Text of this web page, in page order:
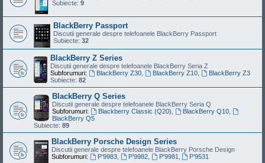
Subiecte: 9
BlackBerry Passport
Discutii generale despre telefoanele BlackBerry Passport
Subiecte: 32
BlackBerry Z Series
Discutii generale despre telefoanele BlackBerry Seria Z
Subforumuri:
BlackBerry Z30, BlackBerry Z10,
BlackBerry Z3
Subiecte: 82
BlackBerry Q Series
Discutii generale despre telefoanele BlackBerry Seria Q
Subforumuri:
Blackberry Classic (Q20) BlackBerry Q10,
BlackBerry Q5
Subiecte: 89
BlackBerry Porsche Design Series
Discutii generale despre telefoanele BlackBerry Porsche Design
Subforumuri:
P’9983, P’9982, P'9981 P’9531